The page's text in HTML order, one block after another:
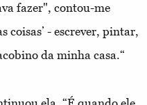
fazer", contou-me
coisas’ - escrever, pintar,
da minha casa.“